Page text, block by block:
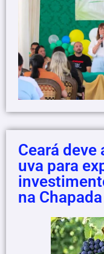
Ceará
uva para
na